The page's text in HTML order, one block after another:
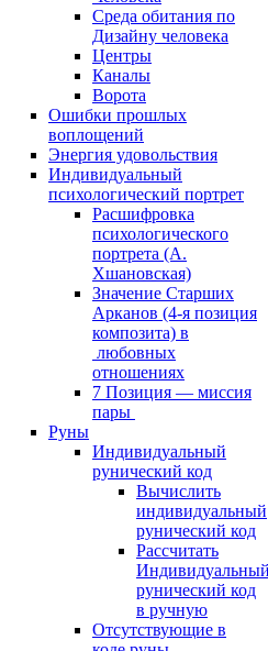
Среда обитания по
Дизайну человека
Центры
Каналы
Ворота
Ошибки прошлых
воплощений
Энергия удовольствия
Индивидуальный
психологический портрет
Расшифровка
психологического
портрета (А.
Хшановская)
Значение Старших
Арканов (4-я позиция
композита) в
любовных
отношениях
7 Позиция — миссия
пары
Руны
Индивидуальный
рунический код
Вычислить
индивидуальный
рунический код
Рассчитать
рунический код
в ручную
Отсутствующие в